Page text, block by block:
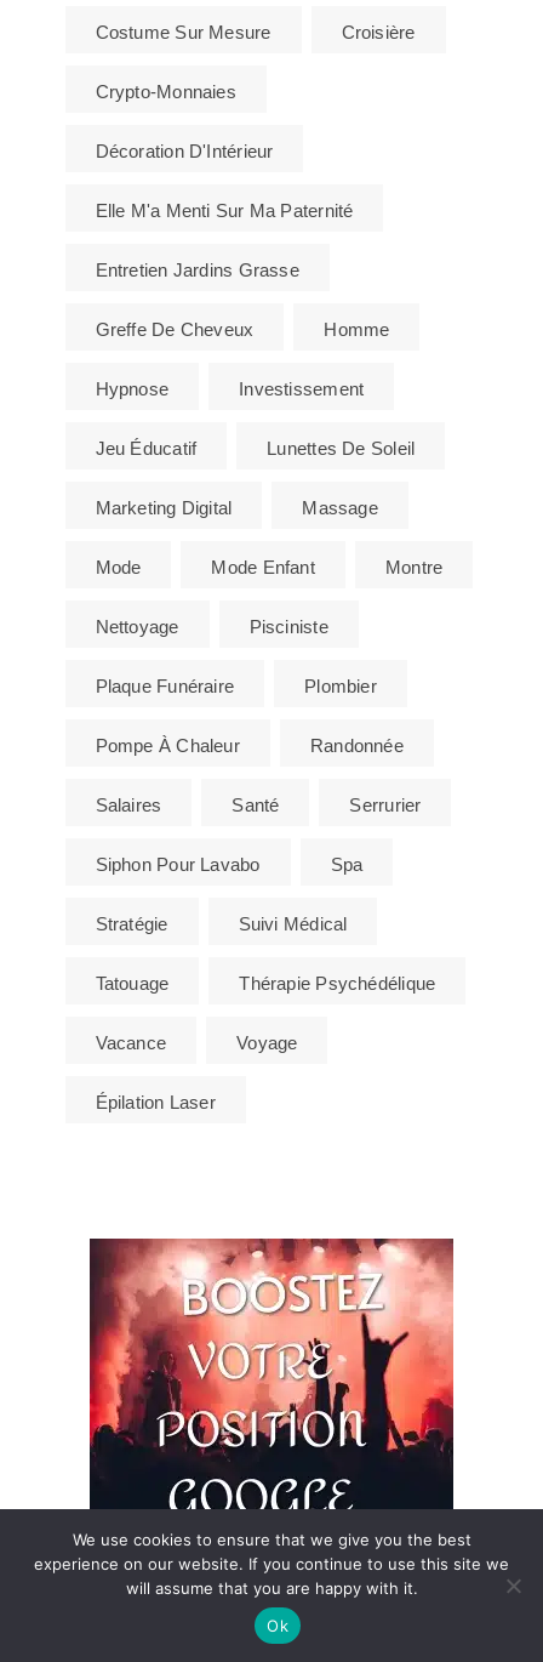
Costume Sur Mesure Croisière
Crypto-Monnaies
Décoration D'Intérieur
Elle M'a Menti Sur Ma Paternité
Entretien Jardins Grasse
Greffe De Cheveux Homme
Hypnose Investissement
Jeu Éducatif Lunettes De Soleil
Marketing Digital Massage
Mode Mode Enfant Montre
Nettoyage Pisciniste
Plaque Funéraire Plombier
Pompe À Chaleur Randonnée
Salaires Santé Serrurier
Siphon Pour Lavabo Spa
Stratégie Suivi Médical
Tatouage Thérapie Psychédélique
Vacance Voyage
Épilation Laser
We use cookies to ensure that we give you the best
experience on our website. If you continue to use this site we
will assume that you are happy with it.
Ok